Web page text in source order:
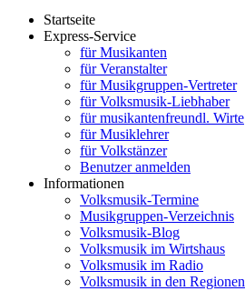
Startseite
Express-Service
für Musikanten
für Veranstalter
für Musikgruppen-Vertreter
für Volksmusik-Liebhaber
für musikantenfreundl. Wirte
für Musiklehrer
für Volkstänzer
Benutzer anmelden
Informationen
Volksmusik-Termine
Musikgruppen-Verzeichnis
Volksmusik-Blog
Volksmusik im Wirtshaus
Volksmusik im Radio
Volksmusik in den Regionen